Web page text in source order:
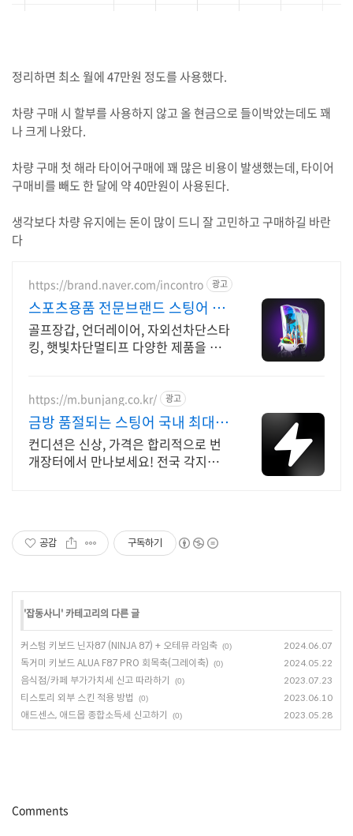
정리하면 최소 월에 47만원 정도를 사용했다.
차량 구매 시 할부를 사용하지 않고 올 현금으로 들이박았는데도 꽤
나 크게 나왔다.
차량 구매 첫 해라 타이어구매에 꽤 많은 비용이 발생했는데, 타이어
구매비를 빼도 한 달에 약 40만원이 사용된다.
생각보다 차량 유지에는 돈이 많이 드니 잘 고민하고 구매하길 바란
다
https://brand.naver.com/incontro 광고
스포츠용품 전문브랜드 스팅어 스
냅 버튼으로 간편조절 가능
골프장갑, 언더레이어, 자외선차단스타
킹, 햇빛차단멀티프 다양한 제품을 만
https://m.bunjang.co.kr/ 광고
금방 품절되는 스팅어 국내 최대
브랜드 중고거래
컨디션은 신상, 가격은 합리적으로 번
개장터에서 만나보세요! 전국 각지에
공감 구독하기
'잡동사니' 카테고리의 다른 글
커스텀 키보드 닌자87 (NINJA 87) + 오테뮤 라임축 (0) 2024.06.07
독거미 키보드 ALUA F87 PRO 회목축(그레이축) (0) 2024.05.22
음식점/카페 부가가치세 신고 따라하기 (0) 2023.07.23
티스토리 외부 스킨 적용 방법 (0) 2023.06.10
애드센스, 애드몹 종합소득세 신고하기 (0) 2023.05.28
Comments